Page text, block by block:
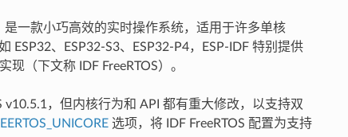
是一款小巧高效的实时操作系统，适用于许多单核
ESP32、ESP32-S3、ESP32-P4，ESP-IDF 特别提供
现（下文称 IDF FreeRTOS）。
v10.5.1，但内核行为和 API 都有重大修改，以支持双
选项，将 IDF FreeRTOS 配置为支持